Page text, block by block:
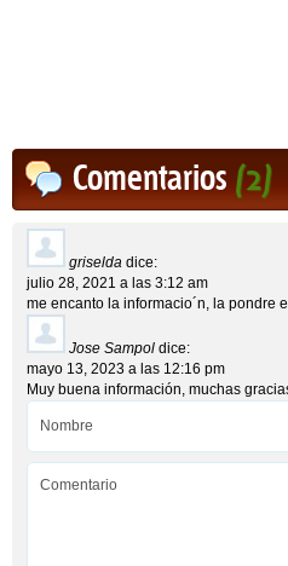
Comentarios(2)
griselda dice:
julio 28, 2021 a las 3:12 am
me encanto la informacio´n, la pondre
Jose Sampol dice:
mayo 13, 2023 a las 12:16 pm
Muy buena información, muchas